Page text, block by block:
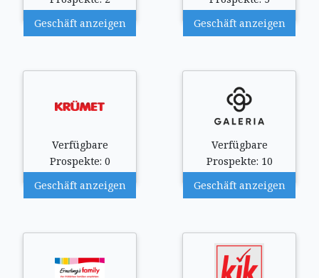
Geschäft anzeigen
Geschäft anzeigen
Verfügbare
Prospekte: 0
Geschäft anzeigen
Verfügbare
Prospekte: 10
Geschäft anzeigen